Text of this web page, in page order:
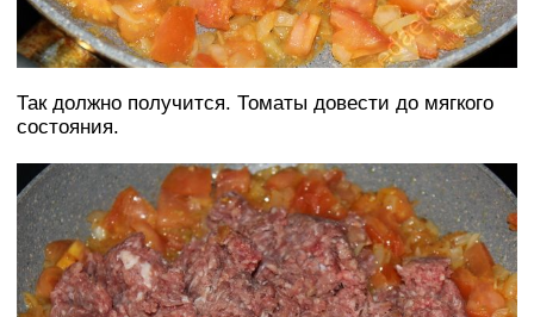
Так должно получится. Томаты довести до мягкого
состояния.